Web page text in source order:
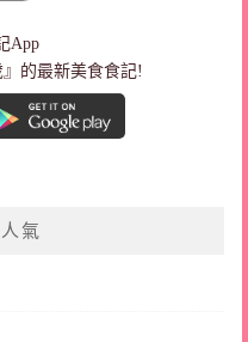
App
的最新美食食記!
氣